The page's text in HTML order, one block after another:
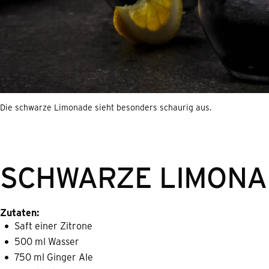
Die schwarze Limonade sieht besonders schaurig aus.
SCHWARZE
Zutaten:
Saft einer Zitrone
500 ml Wasser
750 ml Ginger Ale